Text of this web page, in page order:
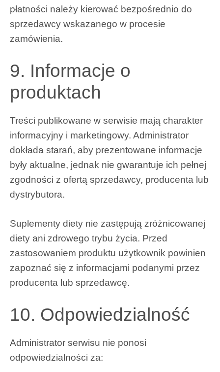
płatności należy kierować bezpośrednio do
sprzedawcy wskazanego w procesie
zamówienia.
9. Informacje o
produktach
Treści publikowane w serwisie mają charakter
informacyjny i marketingowy. Administrator
dokłada starań, aby prezentowane informacje
były aktualne, jednak nie gwarantuje ich pełnej
zgodności z ofertą sprzedawcy, producenta lub
dystrybutora.
Suplementy diety nie zastępują zróżnicowanej
diety ani zdrowego trybu życia. Przed
zastosowaniem produktu użytkownik powinien
zapoznać się z informacjami podanymi przez
producenta lub sprzedawcę.
10. Odpowiedzialność
Administrator serwisu nie ponosi
odpowiedzialności za: